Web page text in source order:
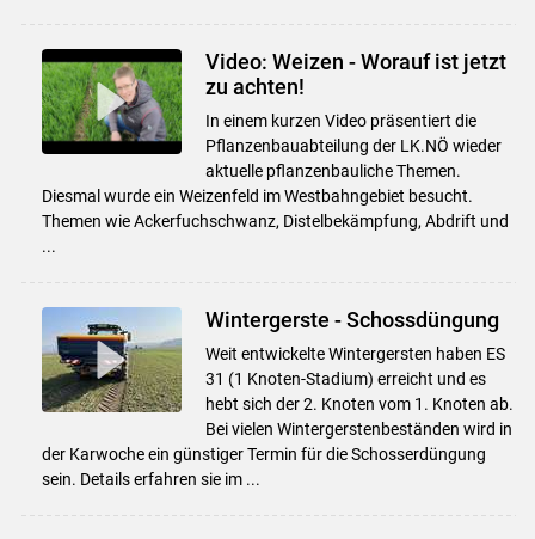
Video: Weizen - Worauf ist jetzt
zu achten!
In einem kurzen Video präsentiert die
Pflanzenbauabteilung der LK.NÖ wieder
aktuelle pflanzenbauliche Themen.
Diesmal wurde ein Weizenfeld im Westbahngebiet besucht.
Themen wie Ackerfuchschwanz, Distelbekämpfung, Abdrift und
...
Wintergerste - Schossdüngung
Weit entwickelte Wintergersten haben ES
31 (1 Knoten-Stadium) erreicht und es
hebt sich der 2. Knoten vom 1. Knoten ab.
Bei vielen Wintergerstenbeständen wird in
der Karwoche ein günstiger Termin für die Schosserdüngung
sein. Details erfahren sie im ...